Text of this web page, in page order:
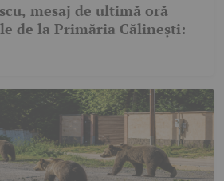
mesaj de ultimă oră
de la Primăria Călinești: